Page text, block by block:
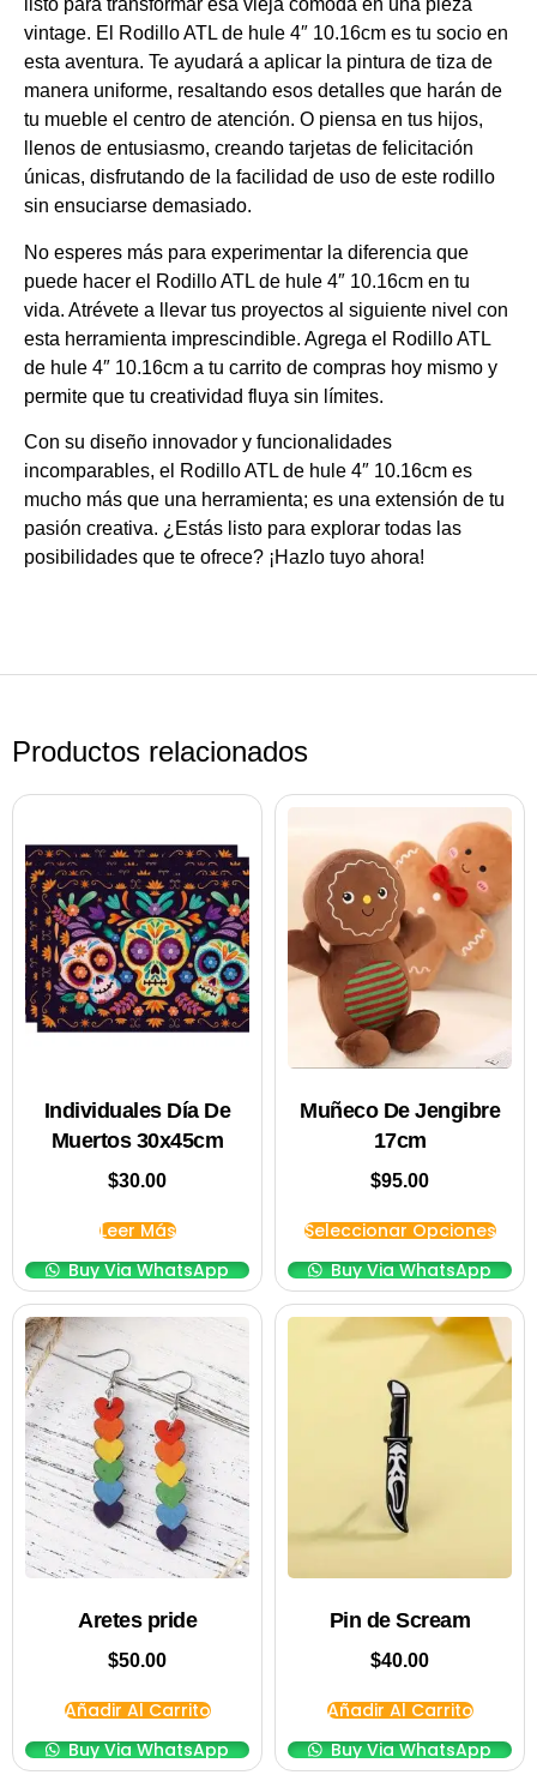
listo para transformar esa vieja cómoda en una pieza
vintage. El Rodillo ATL de hule 4″ 10.16cm es tu socio en
esta aventura. Te ayudará a aplicar la pintura de tiza de
manera uniforme, resaltando esos detalles que harán de
tu mueble el centro de atención. O piensa en tus hijos,
llenos de entusiasmo, creando tarjetas de felicitación
únicas, disfrutando de la facilidad de uso de este rodillo
sin ensuciarse demasiado.
No esperes más para experimentar la diferencia que
puede hacer el Rodillo ATL de hule 4″ 10.16cm en tu
vida. Atrévete a llevar tus proyectos al siguiente nivel con
esta herramienta imprescindible. Agrega el Rodillo ATL
de hule 4″ 10.16cm a tu carrito de compras hoy mismo y
permite que tu creatividad fluya sin límites.
Con su diseño innovador y funcionalidades
incomparables, el Rodillo ATL de hule 4″ 10.16cm es
mucho más que una herramienta; es una extensión de tu
pasión creativa. ¿Estás listo para explorar todas las
posibilidades que te ofrece? ¡Hazlo tuyo ahora!
Productos relacionados
Individuales Día De
Muertos 30x45cm
$30.00
Leer Más
Buy Via WhatsApp
Muñeco De Jengibre
17cm
$95.00
Seleccionar Opciones
Buy Via WhatsApp
Aretes pride
$50.00
Añadir Al Carrito
Buy Via WhatsApp
Pin de Scream
$40.00
Añadir Al Carrito
Buy Via WhatsApp